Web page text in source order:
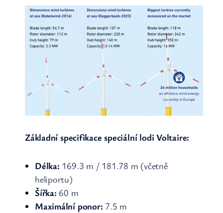
Základní specifikace speciální lodi Voltaire:
Délka: 169.3 m / 181.78 m (včetně
heliportu)
Šířka: 60 m
Maximální ponor: 7.5 m